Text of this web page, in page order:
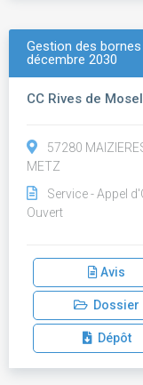
Gestion des
décembre 2030
CC Rives de
57280
METZ
Service - Appel
Ouvert
Avis
Dossier
Dépôt